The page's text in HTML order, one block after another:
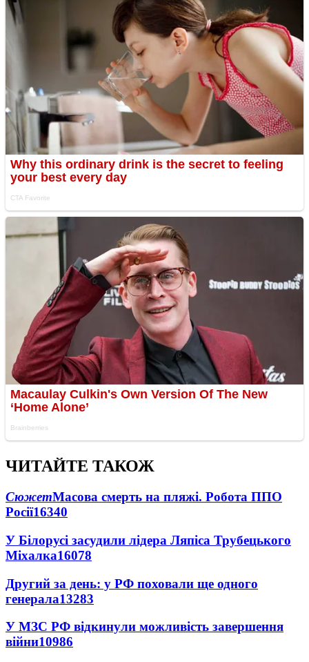
ЧИТАЙТЕ ТАКОЖ
СюжетМасова смерть на пляжі. Робота ППО
Росії16340
У Білорусі засудили лідера Ляпіса Трубецького
Міхалка16078
Другий за день: у РФ поховали ще одного
генерала13283
У МЗС РФ відкинули можливість завершення
війни10986